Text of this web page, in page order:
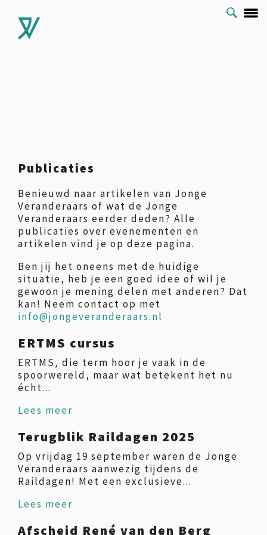
Publicaties
Benieuwd naar artikelen van Jonge
Veranderaars of wat de Jonge
Veranderaars eerder deden? Alle
publicaties over evenementen en
artikelen vind je op deze pagina.
Ben jij het oneens met de huidige
situatie, heb je een goed idee of wil je
gewoon je mening delen met anderen? Dat
kan! Neem contact op met
info@jongeveranderaars.nl
ERTMS cursus
ERTMS, die term hoor je vaak in de
spoorwereld, maar wat betekent het nu
écht...
Lees meer
Terugblik Raildagen 2025
Op vrijdag 19 september waren de Jonge
Veranderaars aanwezig tijdens de
Raildagen! Met een exclusieve...
Lees meer
Afscheid René van den Berg